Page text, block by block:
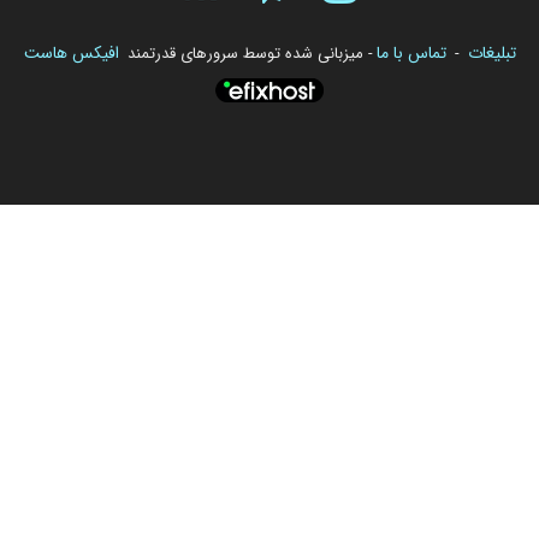
تبلیغات - تماس با ما- میزبانی شده توسط سرورهای قدرتمند افیکس هاست